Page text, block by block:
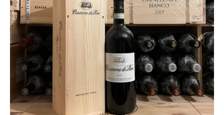
Apri
1
dei
contenuti
multimediali
nella
modalità
galleria